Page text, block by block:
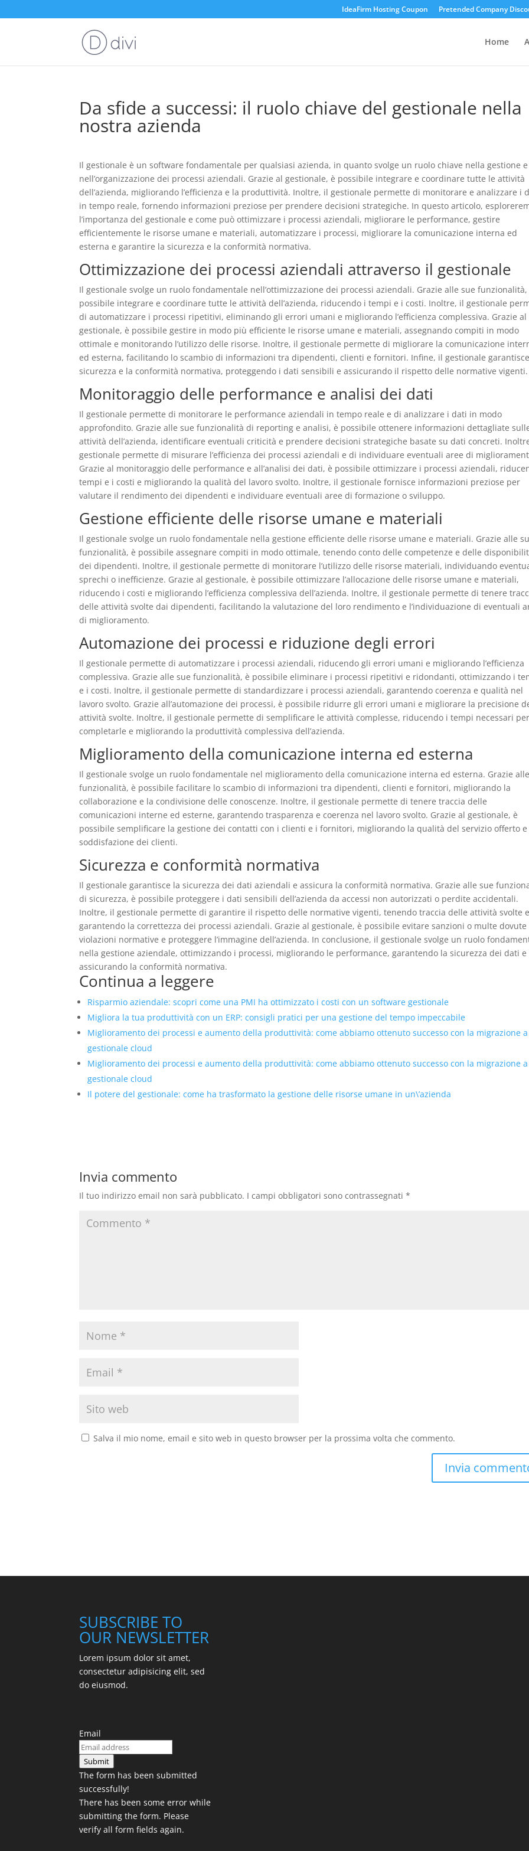
IdeaFirm Hosting Coupon Pretended Company
Home
Da sfide a successi: il ruolo chiave del gestionale nella
nostra azienda
Il gestionale è un software fondamentale per qualsiasi azienda, in quanto svolge un ruolo chiave nella gestione e
nell’organizzazione dei processi aziendali. Grazie al gestionale, è possibile integrare e coordinare tutte le attività
dell’azienda, migliorando l’efficienza e la produttività. Inoltre, il gestionale permette di monitorare e analizzare i
in tempo reale, fornendo informazioni preziose per prendere decisioni strategiche. In questo articolo,
l’importanza del gestionale e come può ottimizzare i processi aziendali, migliorare le performance, gestire
efficientemente le risorse umane e materiali, automatizzare i processi, migliorare la comunicazione interna ed
esterna e garantire la sicurezza e la conformità normativa.
Ottimizzazione dei processi aziendali attraverso il gestionale
Il gestionale svolge un ruolo fondamentale nell’ottimizzazione dei processi aziendali. Grazie alle sue funzionalità,
possibile integrare e coordinare tutte le attività dell’azienda, riducendo i tempi e i costi. Inoltre, il gestionale
di automatizzare i processi ripetitivi, eliminando gli errori umani e migliorando l’efficienza complessiva. Grazie al
gestionale, è possibile gestire in modo più efficiente le risorse umane e materiali, assegnando compiti in modo
ottimale e monitorando l’utilizzo delle risorse. Inoltre, il gestionale permette di migliorare la comunicazione
ed esterna, facilitando lo scambio di informazioni tra dipendenti, clienti e fornitori. Infine, il gestionale
sicurezza e la conformità normativa, proteggendo i dati sensibili e assicurando il rispetto delle normative vigenti.
Monitoraggio delle performance e analisi dei dati
Il gestionale permette di monitorare le performance aziendali in tempo reale e di analizzare i dati in modo
approfondito. Grazie alle sue funzionalità di reporting e analisi, è possibile ottenere informazioni dettagliate
attività dell’azienda, identificare eventuali criticità e prendere decisioni strategiche basate su dati concreti.
gestionale permette di misurare l’efficienza dei processi aziendali e di individuare eventuali aree di
Grazie al monitoraggio delle performance e all’analisi dei dati, è possibile ottimizzare i processi aziendali,
tempi e i costi e migliorando la qualità del lavoro svolto. Inoltre, il gestionale fornisce informazioni preziose per
valutare il rendimento dei dipendenti e individuare eventuali aree di formazione o sviluppo.
Gestione efficiente delle risorse umane e materiali
Il gestionale svolge un ruolo fondamentale nella gestione efficiente delle risorse umane e materiali. Grazie alle
funzionalità, è possibile assegnare compiti in modo ottimale, tenendo conto delle competenze e delle
dei dipendenti. Inoltre, il gestionale permette di monitorare l’utilizzo delle risorse materiali, individuando
sprechi o inefficienze. Grazie al gestionale, è possibile ottimizzare l’allocazione delle risorse umane e materiali,
riducendo i costi e migliorando l’efficienza complessiva dell’azienda. Inoltre, il gestionale permette di tenere
delle attività svolte dai dipendenti, facilitando la valutazione del loro rendimento e l’individuazione di eventuali
di miglioramento.
Automazione dei processi e riduzione degli errori
Il gestionale permette di automatizzare i processi aziendali, riducendo gli errori umani e migliorando l’efficienza
complessiva. Grazie alle sue funzionalità, è possibile eliminare i processi ripetitivi e ridondanti, ottimizzando i
e i costi. Inoltre, il gestionale permette di standardizzare i processi aziendali, garantendo coerenza e qualità nel
lavoro svolto. Grazie all’automazione dei processi, è possibile ridurre gli errori umani e migliorare la precisione
attività svolte. Inoltre, il gestionale permette di semplificare le attività complesse, riducendo i tempi necessari
completarle e migliorando la produttività complessiva dell’azienda.
Miglioramento della comunicazione interna ed esterna
Il gestionale svolge un ruolo fondamentale nel miglioramento della comunicazione interna ed esterna. Grazie
funzionalità, è possibile facilitare lo scambio di informazioni tra dipendenti, clienti e fornitori, migliorando la
collaborazione e la condivisione delle conoscenze. Inoltre, il gestionale permette di tenere traccia delle
comunicazioni interne ed esterne, garantendo trasparenza e coerenza nel lavoro svolto. Grazie al gestionale, è
possibile semplificare la gestione dei contatti con i clienti e i fornitori, migliorando la qualità del servizio offerto
soddisfazione dei clienti.
Sicurezza e conformità normativa
Il gestionale garantisce la sicurezza dei dati aziendali e assicura la conformità normativa. Grazie alle sue
di sicurezza, è possibile proteggere i dati sensibili dell’azienda da accessi non autorizzati o perdite accidentali.
Inoltre, il gestionale permette di garantire il rispetto delle normative vigenti, tenendo traccia delle attività svolte
garantendo la correttezza dei processi aziendali. Grazie al gestionale, è possibile evitare sanzioni o multe dovute
violazioni normative e proteggere l’immagine dell’azienda. In conclusione, il gestionale svolge un ruolo
nella gestione aziendale, ottimizzando i processi, migliorando le performance, garantendo la sicurezza dei dati e
assicurando la conformità normativa.
Continua a leggere
Risparmio aziendale: scopri come una PMI ha ottimizzato i costi con un software gestionale
Migliora la tua produttività con un ERP: consigli pratici per una gestione del tempo impeccabile
Miglioramento dei processi e aumento della produttività: come abbiamo ottenuto successo con la migrazione
gestionale cloud
Miglioramento dei processi e aumento della produttività: come abbiamo ottenuto successo con la migrazione
gestionale cloud
Il potere del gestionale: come ha trasformato la gestione delle risorse umane in un\’azienda
Invia commento
Il tuo indirizzo email non sarà pubblicato. I campi obbligatori sono contrassegnati*
Salva il mio nome, email e sito web in questo browser per la prossima volta che commento.
SUBSCRIBE TO
OUR NEWSLETTER
Lorem ipsum dolor sit amet,
consectetur adipisicing elit, sed
do eiusmod.
Email
Submit
The form has been submitted
successfully!
There has been some error while
submitting the form. Please
verify all form fields again.